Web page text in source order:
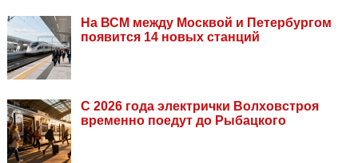
На ВСМ между Москвой и Петербургом
появится 14 новых станций
С 2026 года электрички Волховстроя
временно поедут до Рыбацкого